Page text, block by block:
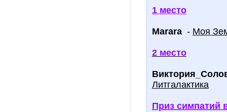
1 место
Marara- Моя
2 место
Литгалактика
Приз симпатий